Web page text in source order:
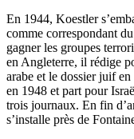
En 1944, Koestler
comme correspondant du
gagner les groupes
en Angleterre, il rédige
arabe et le dossier juif
en 1948 et part pour
trois journaux. En fin
s’installe près de